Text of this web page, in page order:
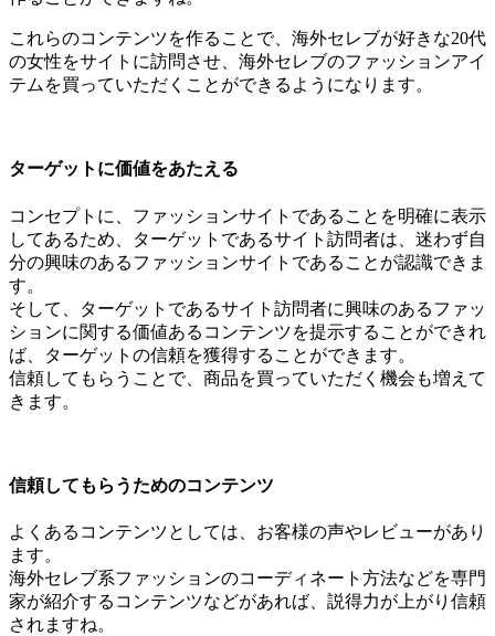
これらのコンテンツを作ることで、海外セレブが好きな20代
の女性をサイトに訪問させ、海外セレブのファッションアイ
テムを買っていただくことができるようになります。
ターゲットに価値をあたえる
コンセプトに、ファッションサイトであることを明確に表示
してあるため、ターゲットであるサイト訪問者は、迷わず自
分の興味のあるファッションサイトであることが認識できま
す。
そして、ターゲットであるサイト訪問者に興味のあるファッ
ションに関する価値あるコンテンツを提示することができれ
ば、ターゲットの信頼を獲得することができます。
信頼してもらうことで、商品を買っていただく機会も増えて
きます。
信頼してもらうためのコンテンツ
よくあるコンテンツとしては、お客様の声やレビューがあり
ます。
海外セレブ系ファッションのコーディネート方法などを専門
家が紹介するコンテンツなどがあれば、説得力が上がり信頼
されますね。